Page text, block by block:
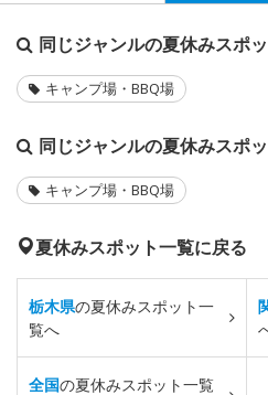
同じジャンルの夏休みスポ
キャンプ場・BBQ場
同じジャンルの夏休みスポ
キャンプ場・BBQ場
夏休みスポット一覧に戻る
栃木県の夏休みスポット一
覧へ
全国の夏休みスポット一覧